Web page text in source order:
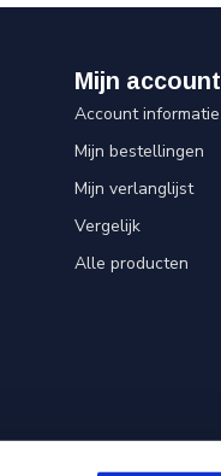
Mijn account
Account informatie
Mijn bestellingen
Mijn verlanglijst
Vergelijk
Alle producten